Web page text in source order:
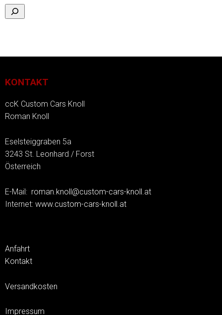
KONTAKT
ccK Custom Cars Knoll
Roman Knoll
Eselsteiggraben 5a
3243 St. Leonhard / Forst
Österreich
E-Mail: roman.knoll@custom-cars-knoll.at
Internet: www.custom-cars-knoll.at
Anfahrt
Kontakt
Versandkosten
Impressum